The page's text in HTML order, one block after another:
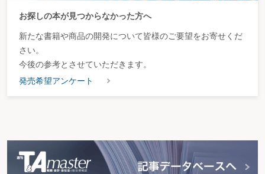
お探しの本が見つからなかった方へ
新たな書籍や商品の開発について皆様のご要望をお寄せくだ
さい。
今後の参考とさせていただきます。
発売希望アンケート